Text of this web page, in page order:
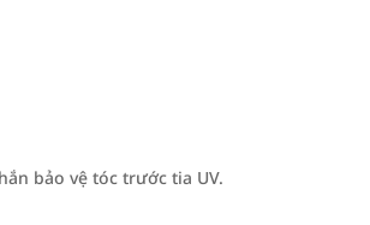
bảo vệ tóc trước tia UV.